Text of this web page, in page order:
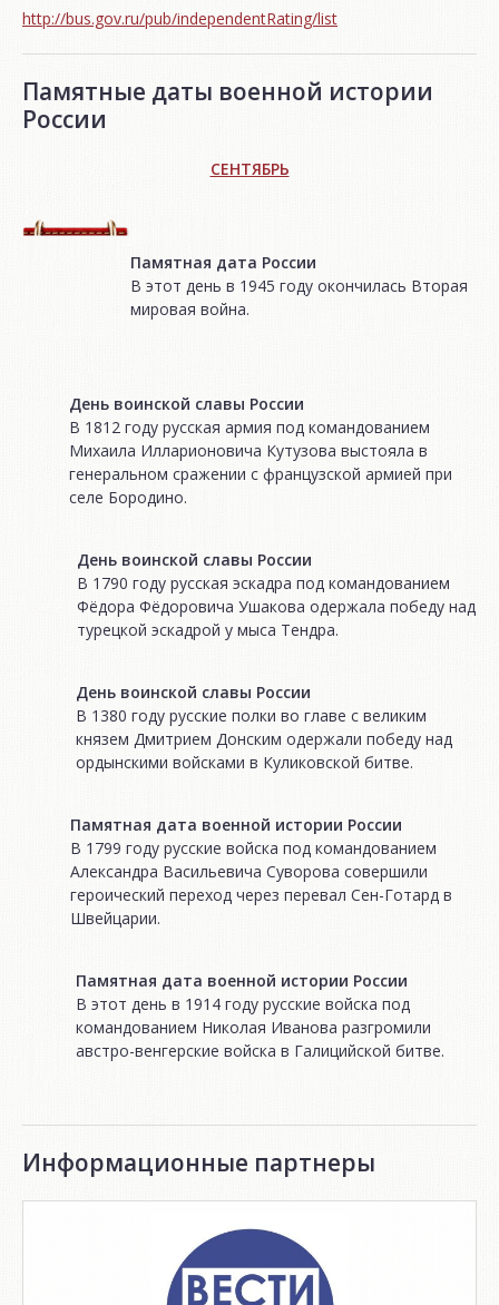
http://bus.gov.ru/pub/independentRating/list
Памятные даты военной истории
России
СЕНТЯБРЬ
Памятная дата России
В этот день в 1945 году окончилась Вторая
мировая война.
День воинской славы России
В 1812 году русская армия под командованием
Михаила Илларионовича Кутузова выстояла в
генеральном сражении с французской армией при
селе Бородино.
День воинской славы России
В 1790 году русская эскадра под командованием
Фёдора Фёдоровича Ушакова одержала победу над
турецкой эскадрой у мыса Тендра.
День воинской славы России
В 1380 году русские полки во главе с великим
князем Дмитрием Донским одержали победу над
ордынскими войсками в Куликовской битве.
Памятная дата военной истории России
В 1799 году русские войска под командованием
Александра Васильевича Суворова совершили
героический переход через перевал Сен-Готард в
Швейцарии.
Памятная дата военной истории России
В этот день в 1914 году русские войска под
командованием Николая Иванова разгромили
австро-венгерские войска в Галицийской битве.
Информационные партнеры